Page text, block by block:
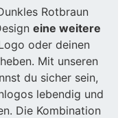
Rotbraun
eine weitere
oder deinen
Mit unseren
du sicher sein,
lebendig und
Die Kombination